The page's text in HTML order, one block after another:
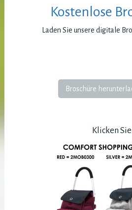
Kostenlose
Laden Sie unsere digitale
Broschüre
Klicken